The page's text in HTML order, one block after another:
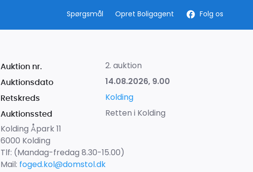
Spørgsmål Opret Boligagent Folg os
Auktion nr. 2. auktion
Auktionsdato 14.08.2026, 9.00
Retskreds Kolding
Auktionssted
Retten i Kolding
Kolding Åpark 11
6000 Kolding
Tlf: (Mandag-fredag 8.30-15.00)
Mail: foged.kol@domstol.dk